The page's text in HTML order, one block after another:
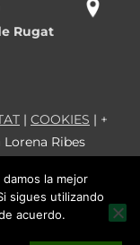
Rugat
| COOKIES | +
Lorena Ribes
la mejor
sigues utilizando
acuerdo.